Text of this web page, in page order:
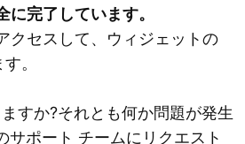
に完了しています。
クセスして、ウィジェットの
。
すか?それとも何か問題が発生
サポート チームにリクエスト